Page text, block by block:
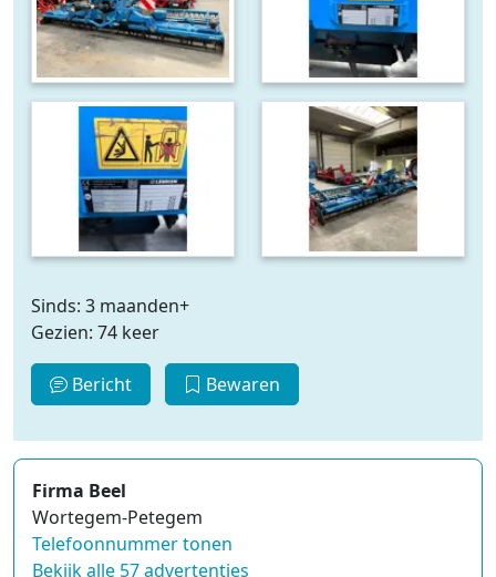
Sinds: 3 maanden+
Gezien: 74 keer
Bericht Bewaren
Firma Beel
Wortegem-Petegem
Telefoonnummer tonen
Bekijk alle 57 advertenties